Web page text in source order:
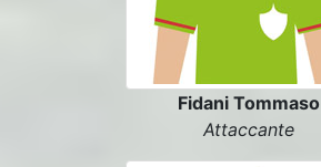
Fidani Tommaso
Attaccante